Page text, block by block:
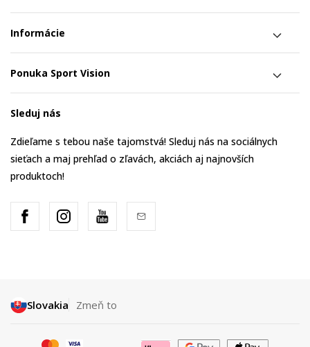
Informácie
Ponuka Sport Vision
Sleduj nás
Zdieľame s tebou naše tajomstvá! Sleduj nás na sociálnych
sieťach a maj prehľad o zľavách, akciách aj najnovších
produktoch!
Slovakia Zmeň to